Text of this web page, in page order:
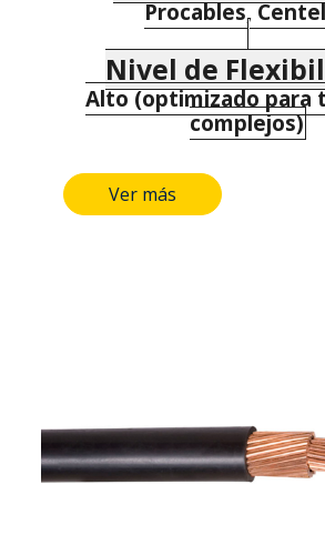
Procables,
Nivel de
Alto (optimizado para
complejos)
Ver más